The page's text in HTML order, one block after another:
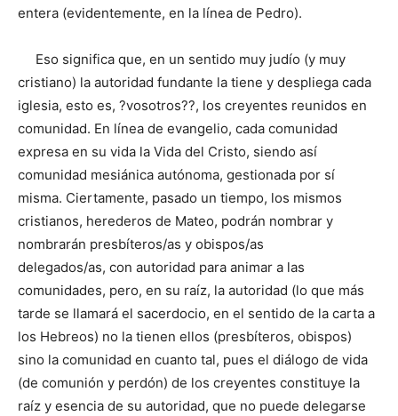
entera (evidentemente, en la línea de Pedro).
Eso significa que, en un sentido muy judío (y muy
cristiano) la autoridad fundante la tiene y despliega cada
iglesia, esto es, ?vosotros??, los creyentes reunidos en
comunidad. En línea de evangelio, cada comunidad
expresa en su vida la Vida del Cristo, siendo así
comunidad mesiánica autónoma, gestionada por sí
misma. Ciertamente, pasado un tiempo, los mismos
cristianos, herederos de Mateo, podrán nombrar y
nombrarán presbíteros/as y obispos/as
delegados/as, con autoridad para animar a las
comunidades, pero, en su raíz, la autoridad (lo que más
tarde se llamará el sacerdocio, en el sentido de la carta a
los Hebreos) no la tienen ellos (presbíteros, obispos)
sino la comunidad en cuanto tal, pues el diálogo de vida
(de comunión y perdón) de los creyentes constituye la
raíz y esencia de su autoridad, que no puede delegarse